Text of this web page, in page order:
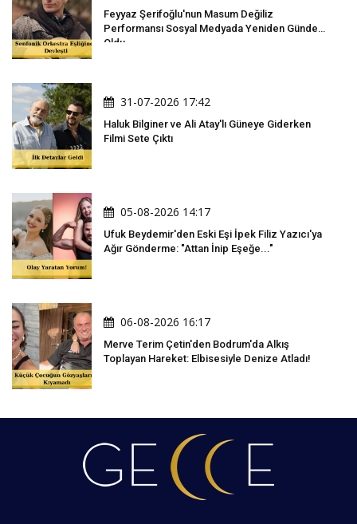
Feyyaz Şerifoğlu'nun Masum Değiliz
Performansı Sosyal Medyada Yeniden Gündem
Oldu
31-07-2026 17:42
Haluk Bilginer ve Ali Atay'lı Güneye Giderken
Filmi Sete Çıktı
05-08-2026 14:17
Ufuk Beydemir'den Eski Eşi İpek Filiz Yazıcı'ya
Ağır Gönderme: "Attan İnip Eşeğe..."
06-08-2026 16:17
Merve Terim Çetin'den Bodrum'da Alkış
Toplayan Hareket: Elbisesiyle Denize Atladı!